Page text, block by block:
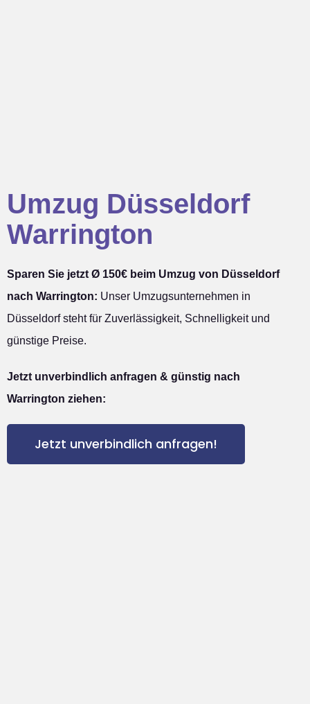
Umzug Düsseldorf
Warrington
Sparen Sie jetzt Ø 150€ beim Umzug von Düsseldorf
nach Warrington: Unser Umzugsunternehmen in
Düsseldorf steht für Zuverlässigkeit, Schnelligkeit und
günstige Preise.
Jetzt unverbindlich anfragen & günstig nach
Warrington ziehen:
Jetzt unverbindlich anfragen!